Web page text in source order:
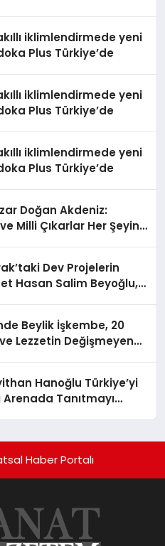
iklimlendirmede yeni
Plus Türkiye’de
iklimlendirmede yeni
Plus Türkiye’de
iklimlendirmede yeni
Plus Türkiye’de
Doğan Akdeniz:
Milli Çıkarlar Her Şeyin
Dev Projelerin
Hasan Salim Beyoğlu,
Beylik İşkembe, 20
Lezzetin Değişmeyen
Hanoğlu Türkiye’yi
Arenada Tanıtmayı
Haber Portalı